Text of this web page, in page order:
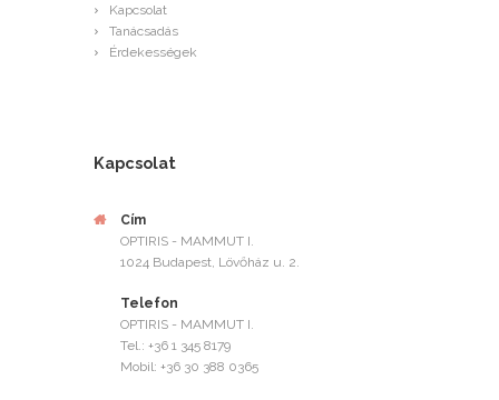
Kapcsolat
Tanácsadás
Érdekességek
Kapcsolat
Cím
OPTIRIS - MAMMUT I.
1024 Budapest, Lövőház u. 2.
Telefon
OPTIRIS - MAMMUT I.
Tel.: +36 1 345 8179
Mobil: +36 30 388 0365